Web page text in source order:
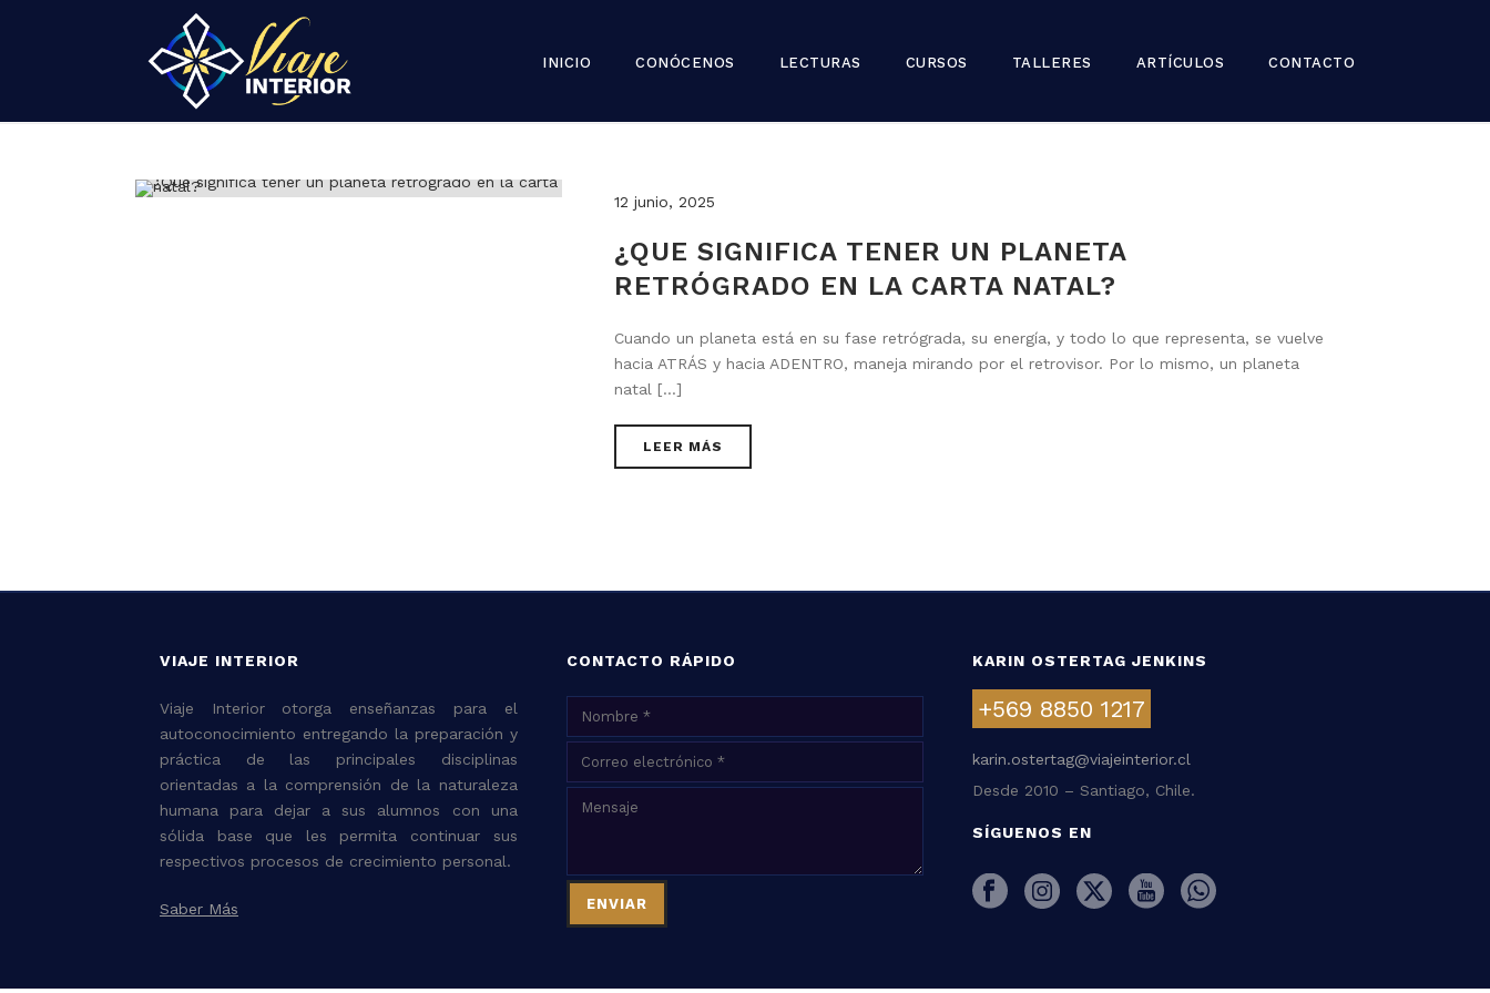
INICIO CONÓCENOS LECTURAS CURSOS TALLERES ARTÍCULOS CONTACTO
12 junio, 2025
¿QUE SIGNIFICA TENER UN PLANETA
RETRÓGRADO EN LA CARTA NATAL?
Cuando un planeta está en su fase retrógrada, su energía, y todo lo que representa, se vuelve
hacia ATRÁS y hacia ADENTRO, maneja mirando por el retrovisor. Por lo mismo, un planeta
natal [...]
LEER MÁS
VIAJE INTERIOR
Viaje Interior otorga enseñanzas para el
autoconocimiento entregando la preparación y
práctica de las principales disciplinas
orientadas a la comprensión de la naturaleza
humana para dejar a sus alumnos con una
sólida base que les permita continuar sus
respectivos procesos de crecimiento personal.
Saber Más
CONTACTO RÁPIDO KARIN OSTERTAG JENKINS
+569 8850 1217
karin.ostertag@viajeinterior.cl
Desde 2010 – Santiago, Chile.
SÍGUENOS EN